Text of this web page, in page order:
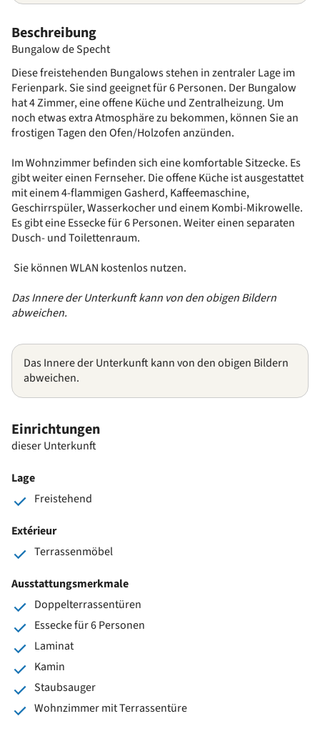
Beschreibung
Bungalow de Specht
Diese freistehenden Bungalows stehen in zentraler Lage im
Ferienpark. Sie sind geeignet für 6 Personen. Der Bungalow
hat 4 Zimmer, eine offene Küche und Zentralheizung. Um
noch etwas extra Atmosphäre zu bekommen, können Sie an
frostigen Tagen den Ofen/Holzofen anzünden.
Im Wohnzimmer befinden sich eine komfortable Sitzecke. Es
gibt weiter einen Fernseher. Die offene Küche ist ausgestattet
mit einem 4-flammigen Gasherd, Kaffeemaschine,
Geschirrspüler, Wasserkocher und einem Kombi-Mikrowelle.
Es gibt eine Essecke für 6 Personen. Weiter einen separaten
Dusch- und Toilettenraum.
Sie können WLAN kostenlos nutzen.
Das Innere der Unterkunft kann von den obigen Bildern
abweichen.
Das Innere der Unterkunft kann von den obigen Bildern
abweichen.
Einrichtungen
dieser Unterkunft
Lage
Freistehend
Extérieur
Terrassenmöbel
Ausstattungsmerkmale
Doppelterrassentüren
Essecke für 6 Personen
Laminat
Kamin
Staubsauger
Wohnzimmer mit Terrassentüre